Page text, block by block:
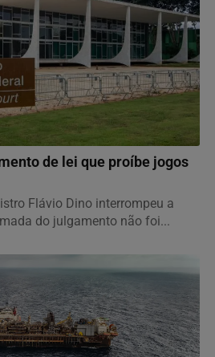
de lei que proíbe jogos
Flávio Dino interrompeu a
do julgamento não foi...